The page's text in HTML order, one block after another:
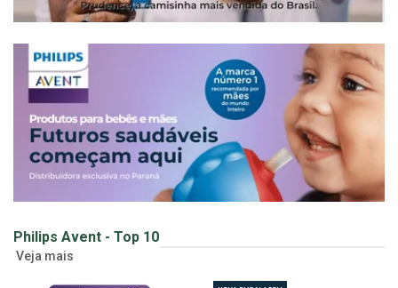
Philips Avent - Top 10
Veja mais